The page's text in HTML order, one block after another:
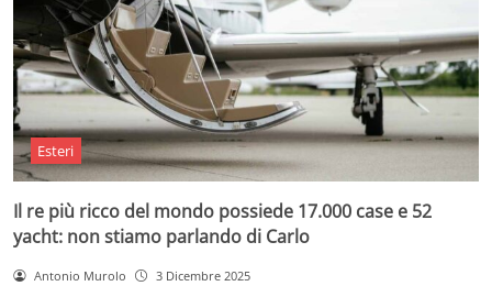
Esteri
Il re più ricco del mondo possiede 17.000 case e 52
yacht: non stiamo parlando di Carlo
Antonio Murolo 3 Dicembre 2025